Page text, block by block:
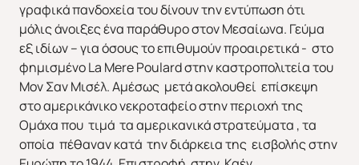
γραφικά πανδοχεία του δίνουν την εντύπωση ότι
μόλις άνοιξες ένα παράθυρο στον Μεσαίωνα. Γεύμα
εξ ιδίων – για όσους το επιθυμούν προαιρετικά - στο
φημισμένο La Mere Poulard στην καστροπολιτεία του
Μον Σαν Μισέλ. Αμέσως μετά ακολουθεί επίσκεψη
στο αμερικάνικο νεκροταφείο στην περιοχή της
Ομάχα που τιμά τα αμερικανικά στρατεύματα , τα
οποία πέθαναν κατά την διάρκεια της εισβολής στην